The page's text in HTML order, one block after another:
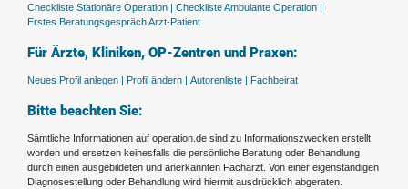
Checkliste Stationäre Operation | Checkliste Ambulante Operation |
Erstes Beratungsgespräch Arzt-Patient
Für Ärzte, Kliniken, OP-Zentren und Praxen:
Neues Profil anlegen | Profil ändern | Autorenliste | Fachbeirat
Bitte beachten Sie:
Sämtliche Informationen auf operation.de sind zu Informationszwecken erstellt
worden und ersetzen keinesfalls die persönliche Beratung oder Behandlung
durch einen ausgebildeten und anerkannten Facharzt. Von einer eigenständigen
Diagnosestellung oder Behandlung wird hiermit ausdrücklich abgeraten.